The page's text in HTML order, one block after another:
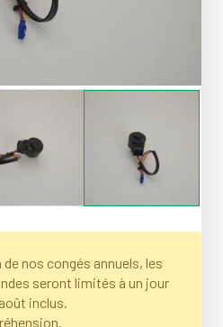
nos congés annuels, les
seront limités à un jour
inclus.